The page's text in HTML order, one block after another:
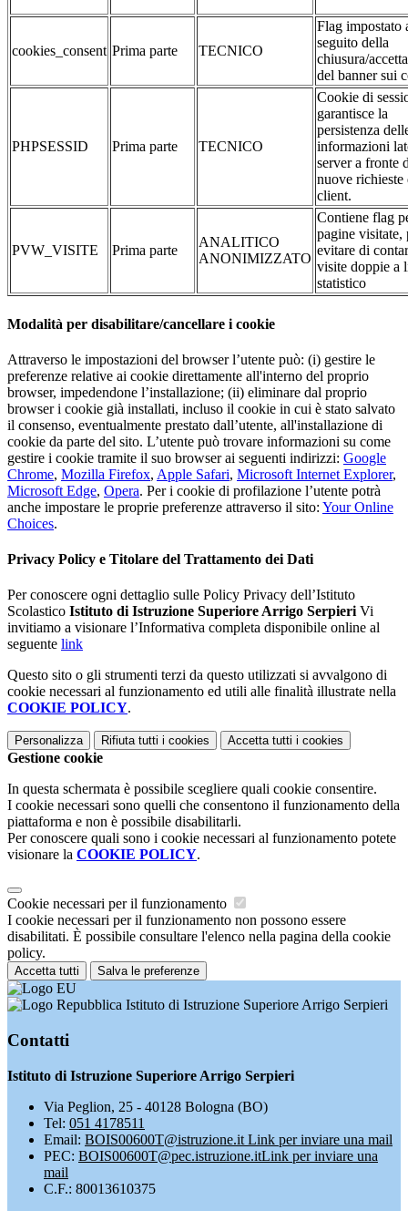
cookies_consent Prima parte TECNICO
Flag impostato
seguito della
chiusura/
del banner sui
PHPSESSID Prima parte TECNICO
Cookie di
garantisce la
persistenza
informazioni
server a fronte
nuove richieste
client.
PVW_VISITE Prima parte
ANALITICO
ANONIMIZZATO
Contiene flag
pagine visitate,
evitare di
visite doppie a
statistico
Modalità per disabilitare/cancellare i cookie
Attraverso le impostazioni del browser l’utente può: (i) gestire le
preferenze relative ai cookie direttamente all'interno del proprio
browser, impedendone l’installazione; (ii) eliminare dal proprio
browser i cookie già installati, incluso il cookie in cui è stato salvato
il consenso, eventualmente prestato dall’utente, all'installazione di
cookie da parte del sito. L’utente può trovare informazioni su come
gestire i cookie tramite il suo browser ai seguenti indirizzi: Google
Chrome, Mozilla Firefox, Apple Safari, Microsoft Internet Explorer,
Microsoft Edge, Opera. Per i cookie di profilazione l’utente potrà
anche impostare le proprie preferenze attraverso il sito: Your Online
Choices.
Privacy Policy e Titolare del Trattamento dei Dati
Per conoscere ogni dettaglio sulle Policy Privacy dell’Istituto
Scolastico Istituto di Istruzione Superiore Arrigo SerpieriVi
invitiamo a visionare l’Informativa completa disponibile online al
seguente link
Questo sito o gli strumenti terzi da questo utilizzati si avvalgono di
cookie necessari al funzionamento ed utili alle finalità illustrate nella
COOKIE POLICY.
Personalizza Rifiuta tutti i cookies Accetta tutti i cookies
Gestione cookie
In questa schermata è possibile scegliere quali cookie consentire.
I cookie necessari sono quelli che consentono il funzionamento della
piattaforma e non è possibile disabilitarli.
Per conoscere quali sono i cookie necessari al funzionamento potete
visionare la COOKIE POLICY.
Cookie necessari per il funzionamento
I cookie necessari per il funzionamento non possono essere
disabilitati. È possibile consultare l'elenco nella pagina della cookie
policy.
Accetta tutti Salva le preferenze
Istituto di Istruzione Superiore Arrigo Serpieri
Contatti
Istituto di Istruzione Superiore Arrigo Serpieri
Via Peglion, 25 - 40128 Bologna (BO)
Tel: 051 4178511
Email: BOIS00600T@istruzione.it Link per inviare una mail
PEC: BOIS00600T@pec.istruzione.itLink per inviare una
mail
C.F.: 80013610375